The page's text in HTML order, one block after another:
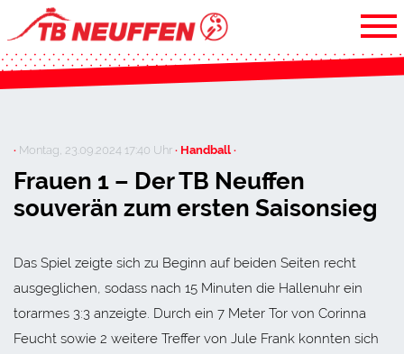
· Montag, 23.09.2024 17:40 Uhr· Handball ·
Frauen 1 – Der TB Neuffen
souverän zum ersten Saisonsieg
Das Spiel zeigte sich zu Beginn auf beiden Seiten recht
ausgeglichen, sodass nach 15 Minuten die Hallenuhr ein
torarmes 3:3 anzeigte. Durch ein 7 Meter Tor von Corinna
Feucht sowie 2 weitere Treffer von Jule Frank konnten sich